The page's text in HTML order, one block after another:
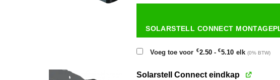
SOLARSTELL CONNECT
Voeg toe voor €2.50 - €5.10Prijsklasse:
€2.50
elk (0% BTW)
Solarstell Connect eindkap